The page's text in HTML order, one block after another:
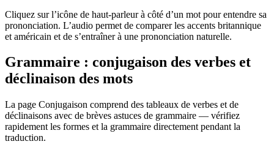
Cliquez sur l’icône de haut-parleur à côté d’un mot pour entendre sa
prononciation. L’audio permet de comparer les accents britannique
et américain et de s’entraîner à une prononciation naturelle.
Grammaire : conjugaison des verbes et
déclinaison des mots
La page Conjugaison comprend des tableaux de verbes et de
déclinaisons avec de brèves astuces de grammaire — vérifiez
rapidement les formes et la grammaire directement pendant la
traduction.